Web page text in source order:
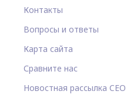
Контакты
Вопросы и ответы
Карта сайта
Сравните нас
Новостная рассылка CEO